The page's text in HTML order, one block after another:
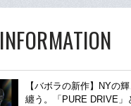
INFORMATION
【バボラの新作】NYの
纏う。「PURE DRIVE」